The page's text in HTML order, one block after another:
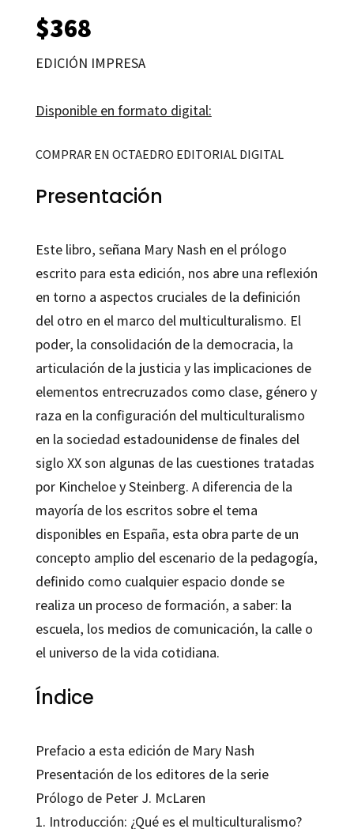
$368
EDICIÓN IMPRESA
Disponible en formato digital:
COMPRAR EN OCTAEDRO EDITORIAL DIGITAL
Presentación
Este libro, señana Mary Nash en el prólogo
escrito para esta edición, nos abre una reflexión
en torno a aspectos cruciales de la definición
del otro en el marco del multiculturalismo. El
poder, la consolidación de la democracia, la
articulación de la justicia y las implicaciones de
elementos entrecruzados como clase, género y
raza en la configuración del multiculturalismo
en la sociedad estadounidense de finales del
siglo XX son algunas de las cuestiones tratadas
por Kincheloe y Steinberg. A diferencia de la
mayoría de los escritos sobre el tema
disponibles en España, esta obra parte de un
concepto amplio del escenario de la pedagogía,
definido como cualquier espacio donde se
realiza un proceso de formación, a saber: la
escuela, los medios de comunicación, la calle o
el universo de la vida cotidiana.
Índice
Prefacio a esta edición de Mary Nash
Presentación de los editores de la serie
Prólogo de Peter J. McLaren
1. Introducción: ¿Qué es el multiculturalismo?